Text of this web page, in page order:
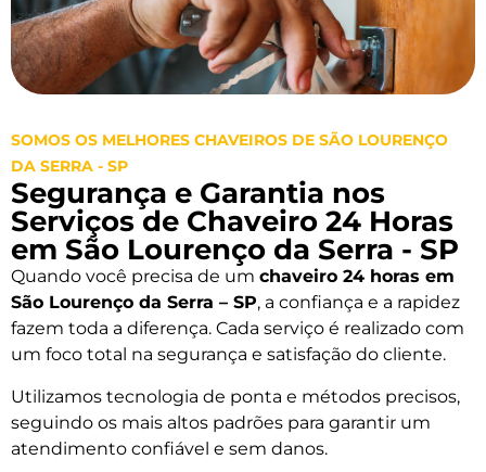
SOMOS OS MELHORES CHAVEIROS DE SÃO LOURENÇO
DA SERRA - SP
Segurança e Garantia nos
Serviços de Chaveiro 24 Horas
em São Lourenço da Serra - SP
Quando você precisa de um chaveiro 24 horas em
São Lourenço da Serra – SP, a confiança e a rapidez
fazem toda a diferença. Cada serviço é realizado com
um foco total na segurança e satisfação do cliente.
Utilizamos tecnologia de ponta e métodos precisos,
seguindo os mais altos padrões para garantir um
atendimento confiável e sem danos.